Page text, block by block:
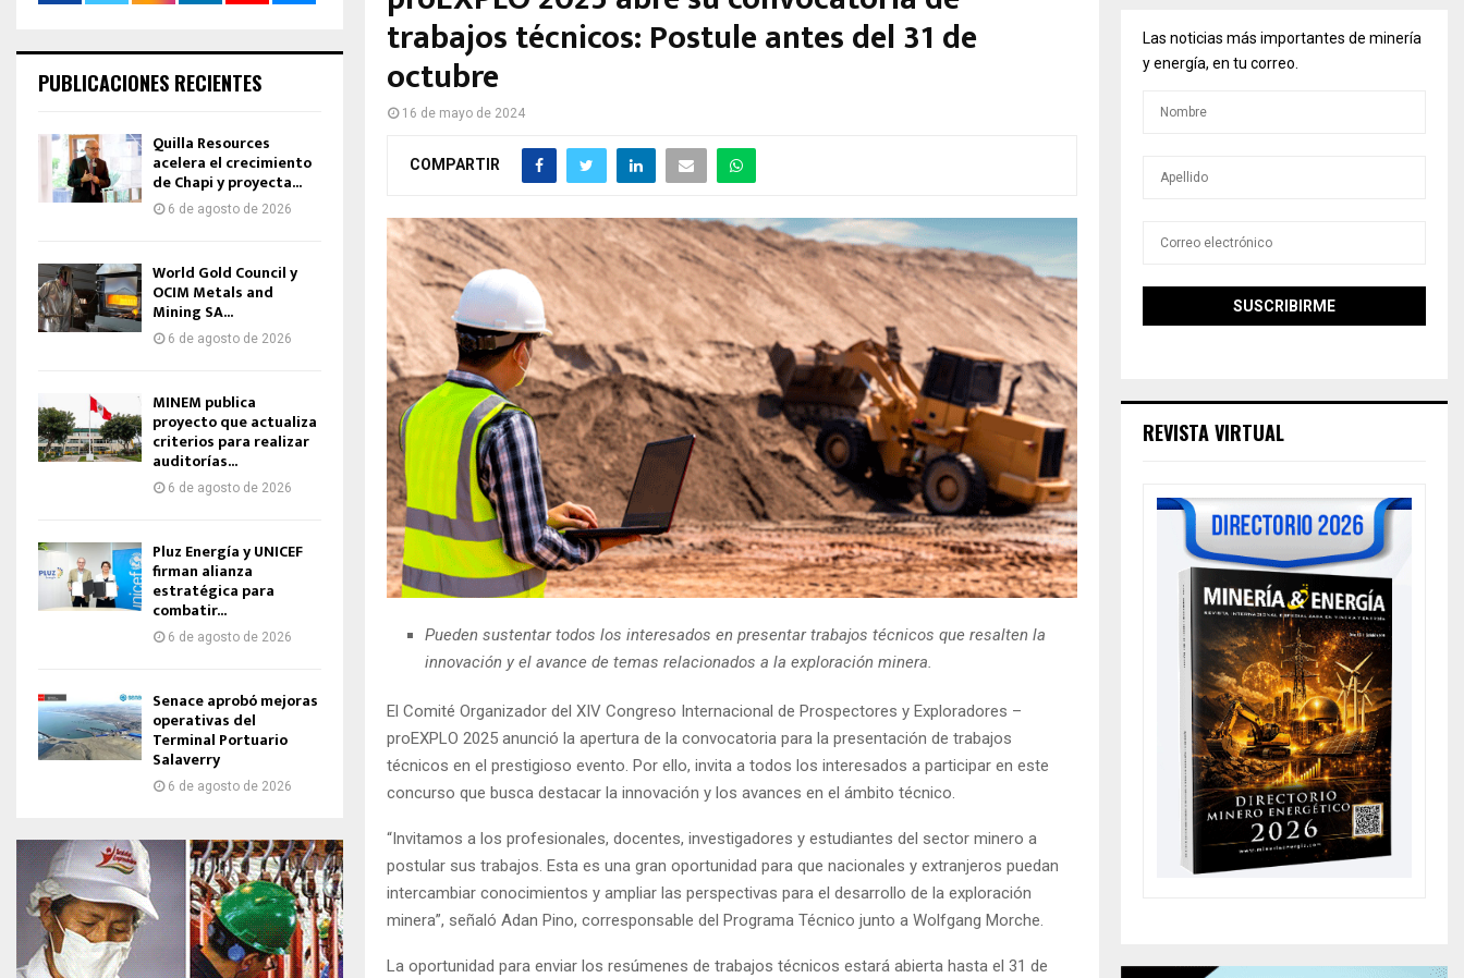
trabajos técnicos: Postule antes del 31 de
octubre
16 de mayo de 2024
COMPARTIR
Pueden sustentar todos los interesados en presentar trabajos técnicos que resalten la
innovación y el avance de temas relacionados a la exploración minera.
El Comité Organizador del XIV Congreso Internacional de Prospectores y Exploradores –
proEXPLO 2025 anunció la apertura de la convocatoria para la presentación de trabajos
técnicos en el prestigioso evento. Por ello, invita a todos los interesados a participar en este
concurso que busca destacar la innovación y los avances en el ámbito técnico.
“Invitamos a los profesionales, docentes, investigadores y estudiantes del sector minero a
postular sus trabajos. Esta es una gran oportunidad para que nacionales y extranjeros puedan
intercambiar conocimientos y ampliar las perspectivas para el desarrollo de la exploración
minera”, señaló Adan Pino, corresponsable del Programa Técnico junto a Wolfgang Morche.
La oportunidad para enviar los resúmenes de trabajos técnicos estará abierta hasta el 31 de
PUBLICACIONES RECIENTES
Quilla Resources
acelera el crecimiento
de Chapi y proyecta...
6 de agosto de 2026
World Gold Council y
OCIM Metals and
Mining SA...
6 de agosto de 2026
MINEM publica
proyecto que actualiza
criterios para realizar
auditorías...
6 de agosto de 2026
Pluz Energía y UNICEF
firman alianza
estratégica para
combatir...
6 de agosto de 2026
Senace aprobó mejoras
operativas del
Terminal Portuario
Salaverry
6 de agosto de 2026
Las noticias más importantes de minería
y energía, en tu correo.
REVISTA VIRTUAL